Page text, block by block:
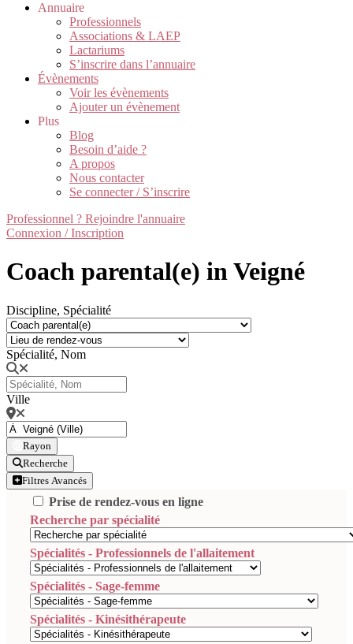
Annuaire
Professionnels
Associations & LAEP
Lactariums
S’inscrire dans l’annuaire
Évènements
Voir les évènements
Ajouter un évènement
Plus
Blog
Besoin d’aide ?
A propos
Nous contacter
Se connecter / S’inscrire
Professionnel ? Rejoindre l'annuaire
Connexion / Inscription
Coach parental(e) in Veigné
Discipline, Spécialité
Spécialité, Nom
Ville
Rayon
Recherche
Filtres Avancés
Prise de rendez-vous en ligne
Recherche par spécialité
Spécialités - Professionnels de l'allaitement
Spécialités - Sage-femme
Spécialités - Kinésithérapeute